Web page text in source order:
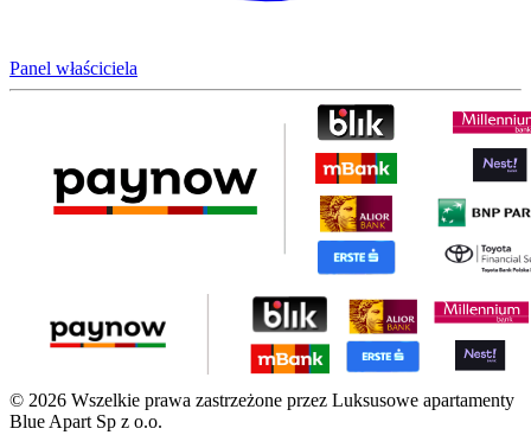
Panel właściciela
© 2026 Wszelkie prawa zastrzeżone przez Luksusowe apartamenty
Blue Apart Sp z o.o.